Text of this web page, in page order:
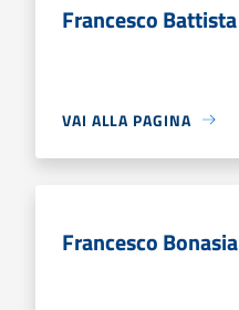
Francesco Battista
VAI ALLA PAGINA
Francesco Bonasia